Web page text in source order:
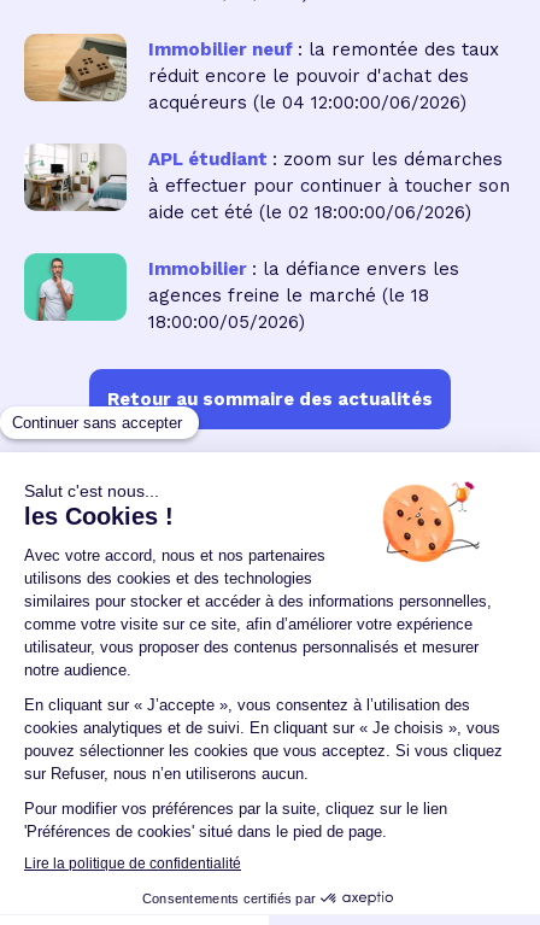
Immobilier neuf : la remontée des taux
réduit encore le pouvoir d'achat des
acquéreurs (le 04 12:00:00/06/2026)
APL étudiant : zoom sur les démarches
à effectuer pour continuer à toucher son
aide cet été (le 02 18:00:00/06/2026)
Immobilier : la défiance envers les
agences freine le marché (le 18
18:00:00/05/2026)
Retour au sommaire des actualités
Un crédit vous engage et doit être remboursé.
Vérifiez vos capacités de remboursement avant de
vous engager.
Aucun versement, de quelque nature que ce soit, ne
peut être exigé d'un particulier avant l'obtention
d'un ou plusieurs prêts d'argent.
© 2026 Guide du crédit •Plan du site• Mentions
Accessibilité Contact